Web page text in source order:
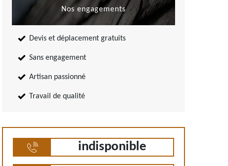
Nos engagements
Devis et déplacement gratuits
Sans engagement
Artisan passionné
Travail de qualité
indisponible